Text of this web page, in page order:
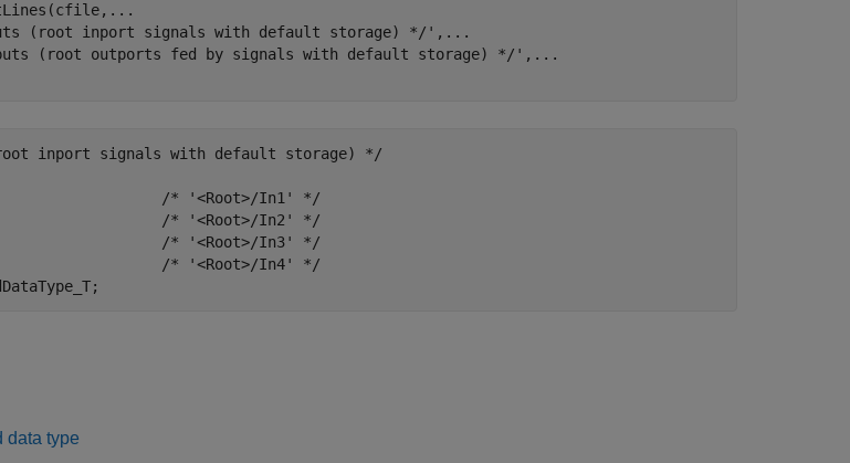
...
(root inport signals with default storage) */' , ...
(root outports fed by signals with default storage) */' , ...
inport signals with default storage) */
/* '<Root>/In1' */
/* '<Root>/In2' */
/* '<Root>/In3' */
/* '<Root>/In4' */
data type